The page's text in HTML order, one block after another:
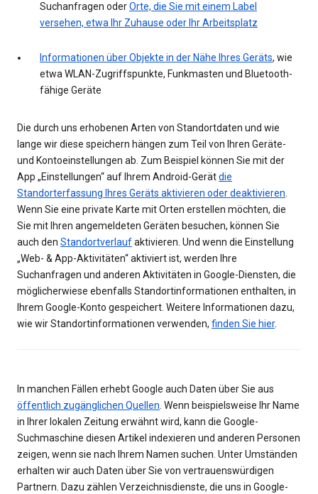
Suchanfragen oderOrte, die Sie mit einem Label
versehen, etwa Ihr Zuhause oder Ihr Arbeitsplatz
Informationen über Objekte in der Nähe Ihres Geräts, wie
etwa WLAN-Zugriffspunkte, Funkmasten und Bluetooth-
fähige Geräte
Die durch uns erhobenen Arten von Standortdaten und wie
lange wir diese speichern hängen zum Teil von Ihren Geräte-
und Kontoeinstellungen ab. Zum Beispiel können Sie mit der
App „Einstellungen“ auf Ihrem Android-Gerätdie
Standorterfassung Ihres Geräts aktivieren oder deaktivieren.
Wenn Sie eine private Karte mit Orten erstellen möchten, die
Sie mit Ihren angemeldeten Geräten besuchen, können Sie
auch den Standortverlaufaktivieren. Und wenn die Einstellung
„Web- & App-Aktivitäten“ aktiviert ist, werden Ihre
Suchanfragen und anderen Aktivitäten in Google-Diensten, die
möglicherwiese ebenfalls Standortinformationen enthalten, in
Ihrem Google-Konto gespeichert. Weitere Informationen dazu,
wie wir Standortinformationen verwenden, finden Sie hier.
In manchen Fällen erhebt Google auch Daten über Sie aus
öffentlich zugänglichen Quellen. Wenn beispielsweise Ihr Name
in Ihrer lokalen Zeitung erwähnt wird, kann die Google-
Suchmaschine diesen Artikel indexieren und anderen Personen
zeigen, wenn sie nach Ihrem Namen suchen. Unter Umständen
erhalten wir auch Daten über Sie von vertrauenswürdigen
Partnern. Dazu zählen Verzeichnisdienste, die uns in Google-